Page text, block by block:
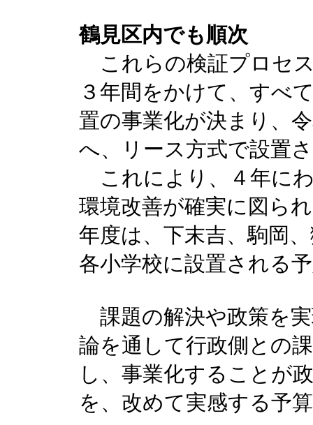
鶴見区内でも順次
これらの検証プロセ
３年間をかけて、すべ
置の事業化が決まり、
へ、リース方式で設置
これにより、４年に
環境改善が確実に図
年度は、下末吉、駒岡
各小学校に設置される
課題の解決や政策を
論を通して行政側との
し、事業化することが
を、改めて実感する予